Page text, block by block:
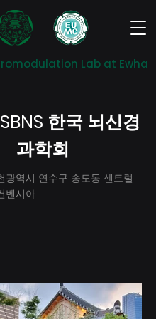
Lab at Ewha
한국 뇌신경
과학회
광역시 연수구 송도동 센트럴
벤시아